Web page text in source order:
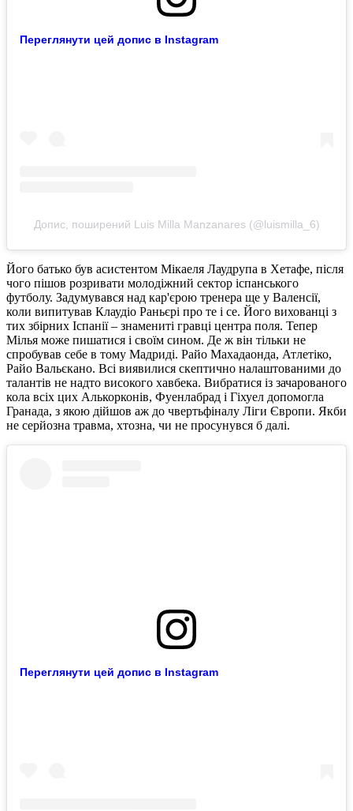
Переглянути цей допис в Instagram
Допис, поширений Luis Milla Manzanares (@luismilla_6)
Його батько був асистентом Мікаеля Лаудрупа в Хетафе, після
чого пішов розривати молодіжний сектор іспанського
футболу. Задумувався над кар'єрою тренера ще у Валенсії,
коли випитував Клаудіо Раньєрі про те і се. Його вихованці з
тих збірних Іспанії – знамениті гравці центра поля. Тепер
Мілья може пишатися і своїм сином. Де ж він тільки не
спробував себе в тому Мадриді. Райо Махадаонда, Атлетіко,
Райо Вальєкано. Всі виявилися скептично налаштованими до
талантів не надто високого хавбека. Вибратися із зачарованого
кола всіх цих Алькорконів, Фуенлабрад і Гіхуел допомогла
Гранада, з якою дійшов аж до чвертьфіналу Ліги Європи. Якби
не серйозна травма, хтозна, чи не просунувся б далі.
Переглянути цей допис в Instagram